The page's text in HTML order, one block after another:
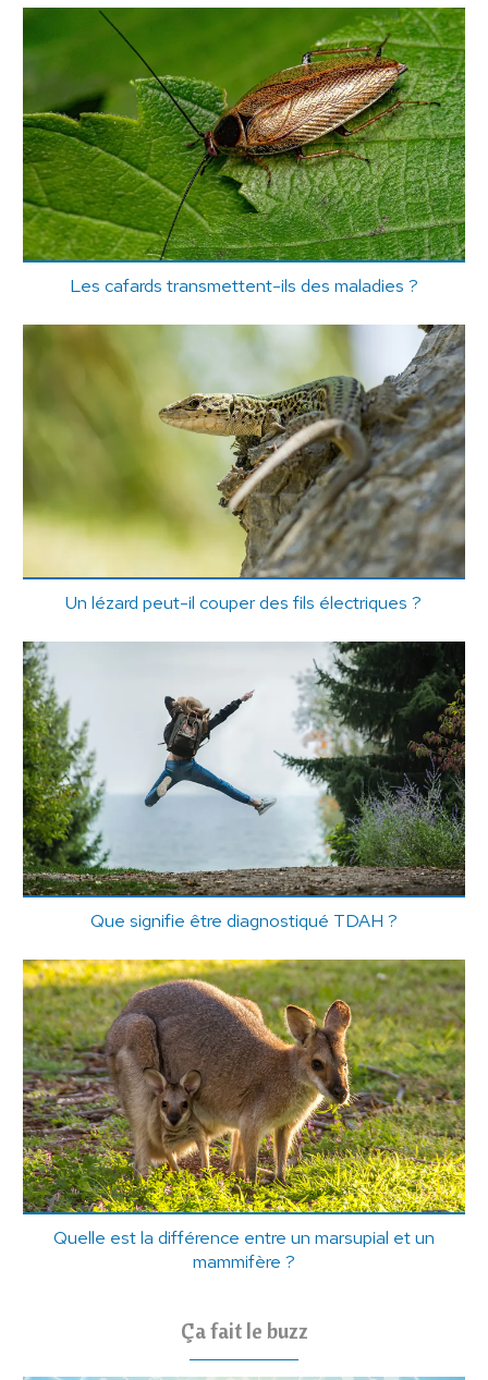
Les cafards transmettent-ils des maladies ?
Un lézard peut-il couper des fils électriques ?
Que signifie être diagnostiqué TDAH ?
Quelle est la différence entre un marsupial et un
mammifère ?
Ça fait le buzz